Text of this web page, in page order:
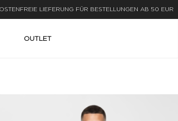
LIEFERUNG IN 1-3 WERKTAGEN
OUTLET